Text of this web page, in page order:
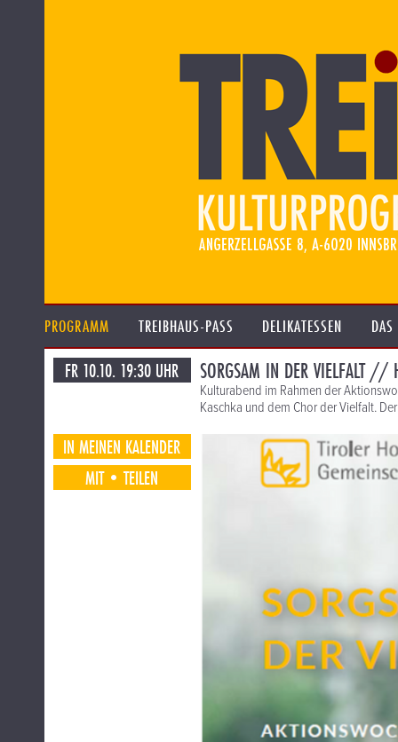
PROGRAMM TREIBHAUS-PASS DELIKATESSEN
FR 10.10. 19:30 UHR SORGSAM IN DER VIELFALT //
Kulturabend im Rahmen der
Kaschka und dem Chor der Vielfalt.
IN MEINEN KALENDER
MIT•TEILEN